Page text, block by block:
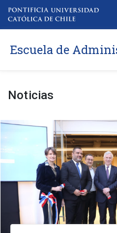
Escuela de
Noticias